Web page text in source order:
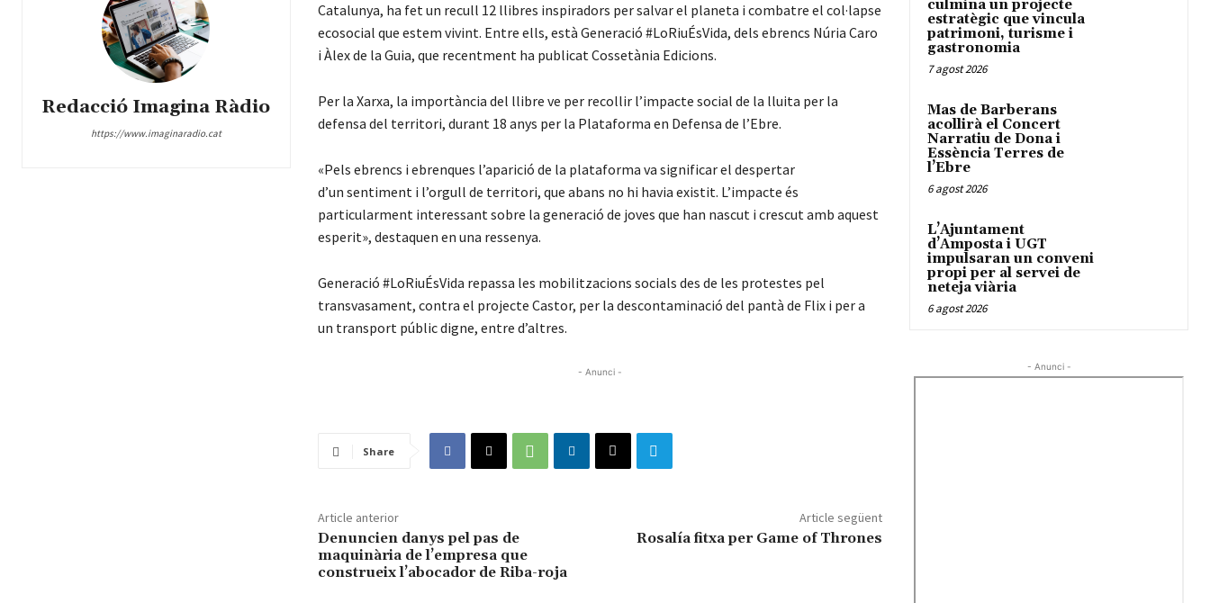
Redacció Imagina Ràdio
https://www.imaginaradio.cat
Catalunya, ha fet un recull 12 llibres inspiradors per salvar el planeta i combatre el col·lapse
ecosocial que estem vivint. Entre ells, està Generació #LoRiuÉsVida, dels ebrencs Núria Caro
i Àlex de la Guia, que recentment ha publicat Cossetània Edicions.
Per la Xarxa, la importància del llibre ve per recollir l’impacte social de la lluita per la
defensa del territori, durant 18 anys per la Plataforma en Defensa de l’Ebre.
«Pels ebrencs i ebrenques l’aparició de la plataforma va significar el despertar
d’un sentiment i l’orgull de territori, que abans no hi havia existit. L’impacte és
particularment interessant sobre la generació de joves que han nascut i crescut amb aquest
esperit», destaquen en una ressenya.
Generació #LoRiuÉsVida repassa les mobilitzacions socials des de les protestes pel
transvasament, contra el projecte Castor, per la descontaminació del pantà de Flix i per a
un transport públic digne, entre d’altres.
- Anunci -
Share
Article anterior
Denuncien danys pel pas de
maquinària de l’empresa que
construeix l’abocador de Riba-roja
Article següent
Rosalía fitxa per Game of Thrones
culmina un projecte
estratègic que vincula
patrimoni, turisme i
gastronomia
7 agost 2026
Mas de Barberans
acollirà el Concert
Narratiu de Dona i
Essència Terres de
l’Ebre
6 agost 2026
L’Ajuntament
d’Amposta i UGT
impulsaran un conveni
propi per al servei de
neteja viària
6 agost 2026
- Anunci -